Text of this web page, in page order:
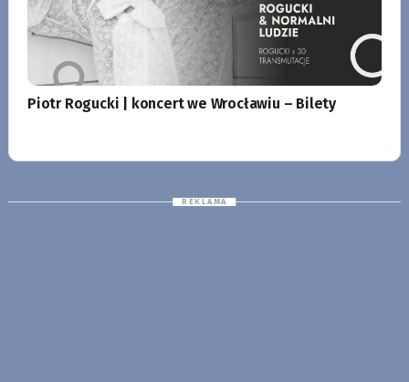
Piotr Rogucki | koncert we Wrocławiu – Bilety